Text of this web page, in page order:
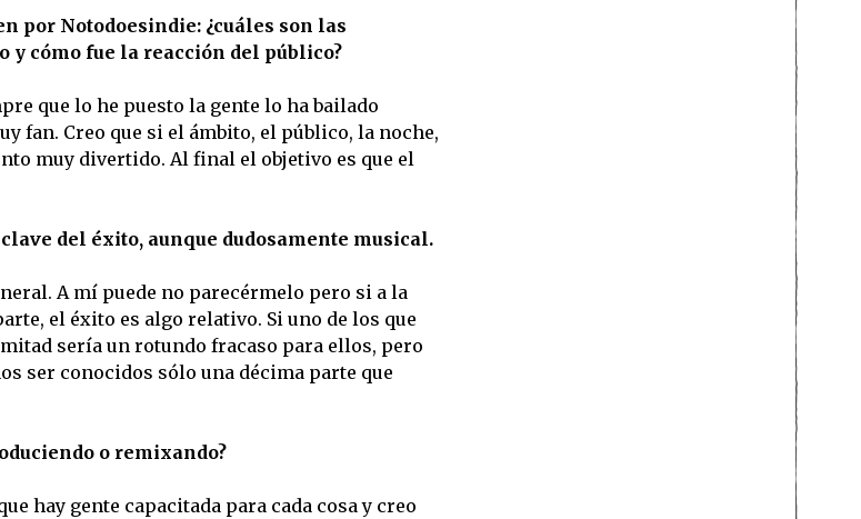
por Notodoesindie: ¿cuáles son las
y cómo fue la reacción del público?
que lo he puesto la gente lo ha bailado
fan. Creo que si el ámbito, el público, la noche,
muy divertido. Al final el objetivo es que el
del éxito, aunque dudosamente musical.
A mí puede no parecérmelo pero si a la
el éxito es algo relativo. Si uno de los que
sería un rotundo fracaso para ellos, pero
ser conocidos sólo una décima parte que
o remixando?
hay gente capacitada para cada cosa y creo